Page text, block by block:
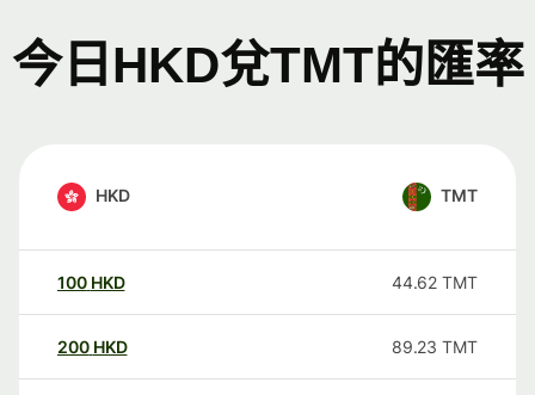
今日HKD兌TMT的匯率
HKD TMT
100 HKD 44.62 TMT
200 HKD 89.23 TMT